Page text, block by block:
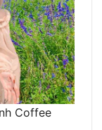
Coffee